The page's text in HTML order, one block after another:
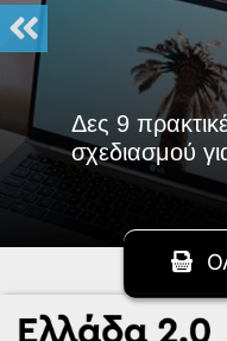
Δες 9
σχεδιασμού